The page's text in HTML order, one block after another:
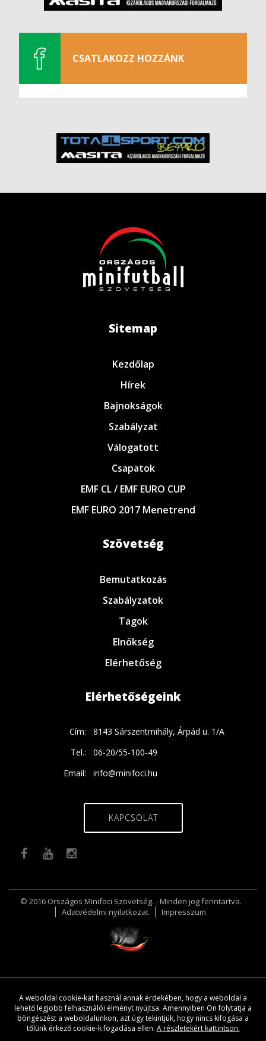
CSATLAKOZZ HOZZÁNK
Sitemap
Kezdőlap
Hírek
Bajnokságok
Szabályzat
Válogatott
Csapatok
EMF CL / EMF EURO CUP
EMF EURO 2017 Menetrend
Szövetség
Bemutatkozás
Szabályzatok
Tagok
Elnökség
Elérhetőség
Elérhetőségeink
Cím:
8143 Sárszentmihály, Árpád u. 1/A
Tel.:
06-20/55-100-49
Email:
info@minifoci.hu
KAPCSOLAT
© 2016 Országos Minifoci Szövetség. - Minden jog fenntartva.
Adatvédelmi nyilatkozat
Impresszum
A weboldal cookie-kat használ annak érdekében, hogy a weboldal a
lehető legjobb felhasználói élményt nyújtsa. Amennyiben Ön folytatja a
böngészést a weboldalunkon, azt úgy tekintjük, hogy nincs kifogása a
tőlünk érkező cookie-k fogadása ellen. A részletekért kattintson.